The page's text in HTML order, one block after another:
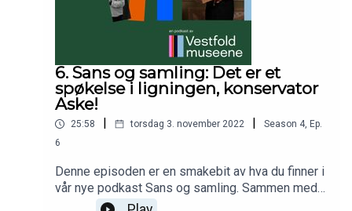
6. Sans og samling: Det er et
spøkelse i ligningen, konservator
Aske!
25:58 torsdag 3. november 2022 Season 4, Ep.
6
Denne episoden er en smakebit av hva du finner i
vår nye podkast Sans og samling. Sammen med
konservator Aina Aske diskuterer vi fordelene og